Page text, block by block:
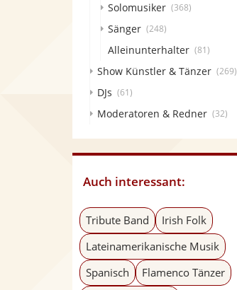
Solomusiker (368)
Sänger (248)
Alleinunterhalter (81)
Show Künstler & Tänzer (269)
DJs (61)
Moderatoren & Redner (32)
Auch interessant:
Tribute Band
Irish Folk
Lateinamerikanische Musik
Spanisch
Flamenco Tänzer